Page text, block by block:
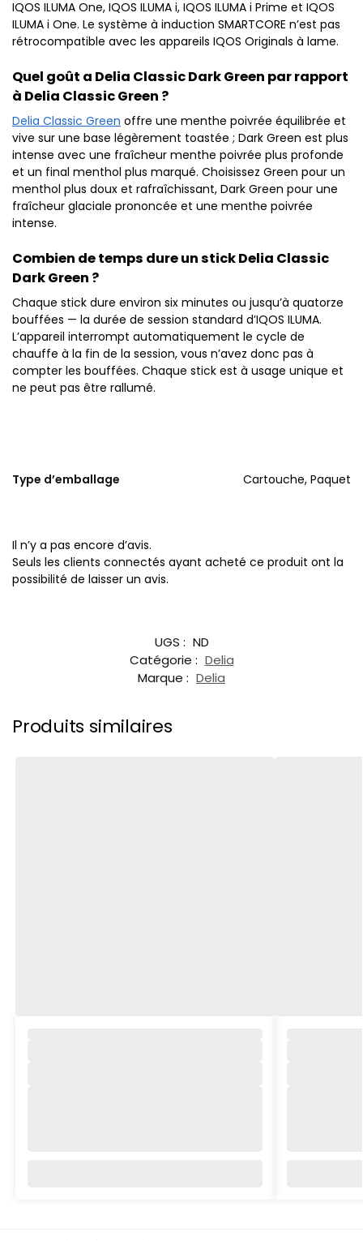
IQOS ILUMA One, IQOS ILUMA i, IQOS ILUMA i Prime et IQOS
ILUMA i One. Le système à induction SMARTCORE n’est pas
rétrocompatible avec les appareils IQOS Originals à lame.
Quel goût a Delia Classic Dark Green par rapport
à Delia Classic Green ?
Delia Classic Green offre une menthe poivrée équilibrée et
vive sur une base légèrement toastée ; Dark Green est plus
intense avec une fraîcheur menthe poivrée plus profonde
et un final menthol plus marqué. Choisissez Green pour un
menthol plus doux et rafraîchissant, Dark Green pour une
fraîcheur glaciale prononcée et une menthe poivrée
intense.
Combien de temps dure un stick Delia Classic
Dark Green ?
Chaque stick dure environ six minutes ou jusqu’à quatorze
bouffées — la durée de session standard d’IQOS ILUMA.
L’appareil interrompt automatiquement le cycle de
chauffe à la fin de la session, vous n’avez donc pas à
compter les bouffées. Chaque stick est à usage unique et
ne peut pas être rallumé.
Type d’emballage Cartouche, Paquet
Il n’y a pas encore d’avis.
Seuls les clients connectés ayant acheté ce produit ont la
possibilité de laisser un avis.
UGS : ND
Catégorie : Delia
Marque : Delia
Produits similaires